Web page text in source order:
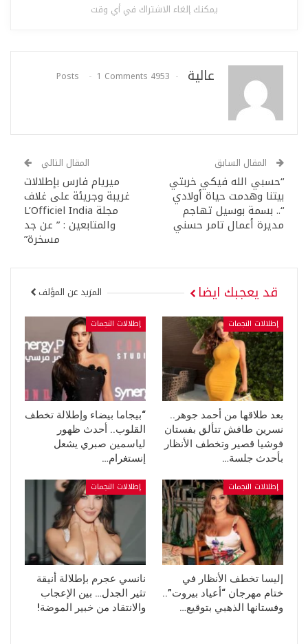
يمكنك إلغاء الاشتراك في أي وقت
عالية 4953 Posts
1 Comments
المقال السابق
“حسبي الله فيكي خربتي
بيتنا وهدمت حياة أولادي
“.. بسمة بوسيل تهاجم
مديرة أعمال تامر حسني
المقال التالي
ميريام فارس بإطلالات
غريبة وجريئة على غلاف
مجلة L’Officiel India
والمتابعين : ” عن جد
مسخرة”
قد يعجبك ايضا المزيد عن المؤلف
إطلالات النجمات
بعد طلاقها من أحمد جوهر..
نسرين طافش تتألق بفستان
فوشيا قصير وتخطف الأنظار
بأحدث جلسة…
إطلالات النجمات
“بيجاما بيضاء وإطلالة تخطف
القلوب.. أحدث ظهور
لياسمين صبري يشعل
إنستغرام…
إطلالات النجمات
إليسا تخطف الأنظار في
ختام مهرجان “أعياد بيروت”..
وفستانها الذهبي بتوقيع…
إطلالات النجمات
نانسي عجرم بإطلالة أنيقة
تثير الجدل… بين الإعجاب
والانتقاد من خبير الموضة!